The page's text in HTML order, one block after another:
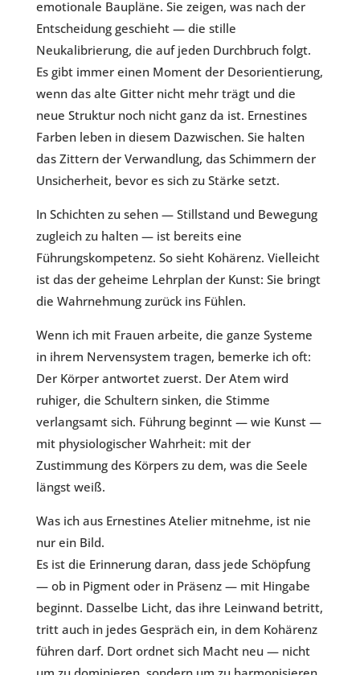
emotionale Baupläne. Sie zeigen, was nach der
Entscheidung geschieht — die stille
Neukalibrierung, die auf jeden Durchbruch folgt.
Es gibt immer einen Moment der Desorientierung,
wenn das alte Gitter nicht mehr trägt und die
neue Struktur noch nicht ganz da ist. Ernestines
Farben leben in diesem Dazwischen. Sie halten
das Zittern der Verwandlung, das Schimmern der
Unsicherheit, bevor es sich zu Stärke setzt.
In Schichten zu sehen — Stillstand und Bewegung
zugleich zu halten — ist bereits eine
Führungskompetenz. So sieht Kohärenz. Vielleicht
ist das der geheime Lehrplan der Kunst: Sie bringt
die Wahrnehmung zurück ins Fühlen.
Wenn ich mit Frauen arbeite, die ganze Systeme
in ihrem Nervensystem tragen, bemerke ich oft:
Der Körper antwortet zuerst. Der Atem wird
ruhiger, die Schultern sinken, die Stimme
verlangsamt sich. Führung beginnt — wie Kunst —
mit physiologischer Wahrheit: mit der
Zustimmung des Körpers zu dem, was die Seele
längst weiß.
Was ich aus Ernestines Atelier mitnehme, ist nie
nur ein Bild.
Es ist die Erinnerung daran, dass jede Schöpfung
— ob in Pigment oder in Präsenz — mit Hingabe
beginnt. Dasselbe Licht, das ihre Leinwand betritt,
tritt auch in jedes Gespräch ein, in dem Kohärenz
führen darf. Dort ordnet sich Macht neu — nicht